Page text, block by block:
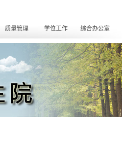
质量管理 学位工作 综合办公室